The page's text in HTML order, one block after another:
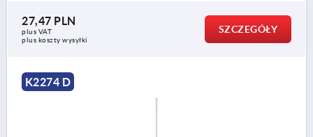
27,47 PLN
plus VAT
plus koszty wysyłki
SZCZEGÓŁY
K2274 D